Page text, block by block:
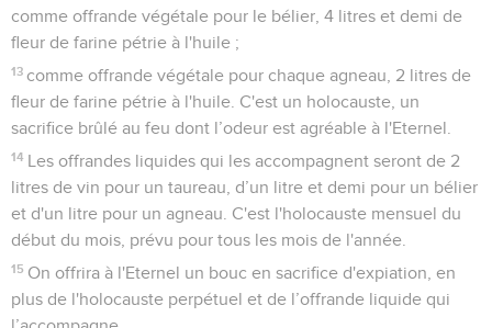
comme offrande végétale pour le bélier, 4 litres et demi de
fleur de farine pétrie à l'huile ;
13 comme offrande végétale pour chaque agneau, 2 litres de
fleur de farine pétrie à l'huile. C'est un holocauste, un
sacrifice brûlé au feu dont l’odeur est agréable à l'Eternel.
14 Les offrandes liquides qui les accompagnent seront de 2
litres de vin pour un taureau, d’un litre et demi pour un bélier
et d'un litre pour un agneau. C'est l'holocauste mensuel du
début du mois, prévu pour tous les mois de l'année.
15 On offrira à l'Eternel un bouc en sacrifice d'expiation, en
plus de l'holocauste perpétuel et de l’offrande liquide qui